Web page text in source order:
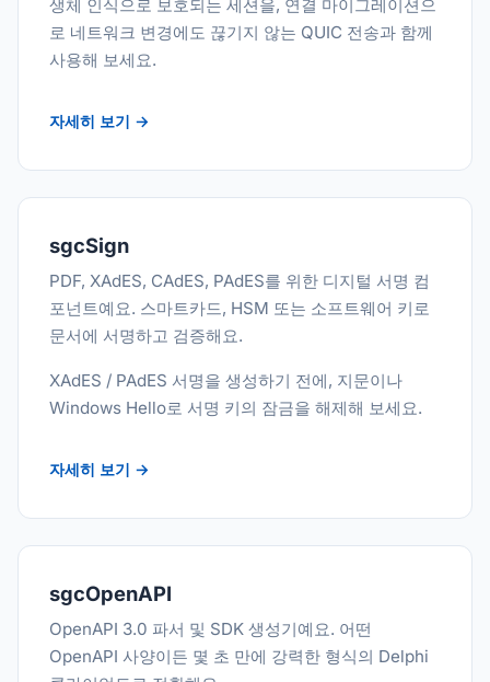
생체 인식으로 보호되는 세션을, 연결 마이그레이션으
로 네트워크 변경에도 끊기지 않는 QUIC 전송과 함께
사용해 보세요.
자세히 보기 →
sgcSign
PDF, XAdES, CAdES, PAdES를 위한 디지털 서명 컴
포넌트예요. 스마트카드, HSM 또는 소프트웨어 키로
문서에 서명하고 검증해요.
XAdES / PAdES 서명을 생성하기 전에, 지문이나
Windows Hello로 서명 키의 잠금을 해제해 보세요.
자세히 보기 →
sgcOpenAPI
OpenAPI 3.0 파서 및 SDK 생성기예요. 어떤
OpenAPI 사양이든 몇 초 만에 강력한 형식의 Delphi